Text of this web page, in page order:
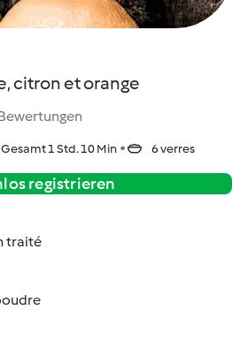
citron et orange
Gesamt 1 Std. 10 Min 6 verres
registrieren
traité